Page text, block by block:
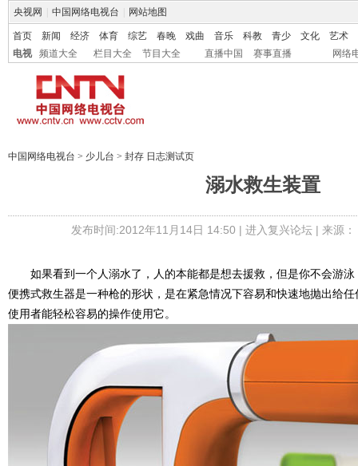
央视网 中国网络电视台 网站地图
首页 新闻 经济 体育 综艺 春晚 戏曲 音乐 科教 青少 文化
艺术
电视
频道大全 栏目大全 节目大全 直播中国 赛事直播 网络
中国网络电视台 > 少儿台 > 封存 日志测试页
溺水救生装置
发布时间:2012年11月14日 14:50 | 进入复兴论坛| 来源：
如果看到一个人溺水了，人的本能都是想去援救，但是你不会游泳
便携式救生器是一种枪的形状，是在紧急情况下容易和快速地抛出给
使用者能轻松容易的操作使用它。